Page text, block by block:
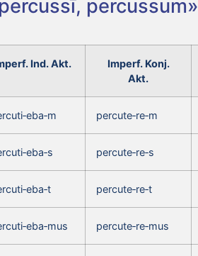
percussum»
Ind. Akt.
Imperf. Konj.
Akt.
percute‑re‑m
percute‑re‑s
percute‑re‑t
percute‑re‑mus